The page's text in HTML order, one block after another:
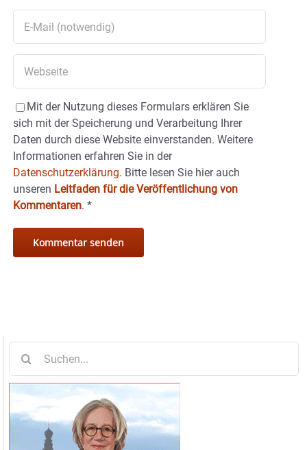
Mit der Nutzung dieses Formulars erklären Sie
sich mit der Speicherung und Verarbeitung Ihrer
Daten durch diese Website einverstanden. Weitere
Informationen erfahren Sie in der
Datenschutzerklärung. Bitte lesen Sie hier auch
unseren Leitfaden für die Veröffentlichung von
Kommentaren. *
nach: